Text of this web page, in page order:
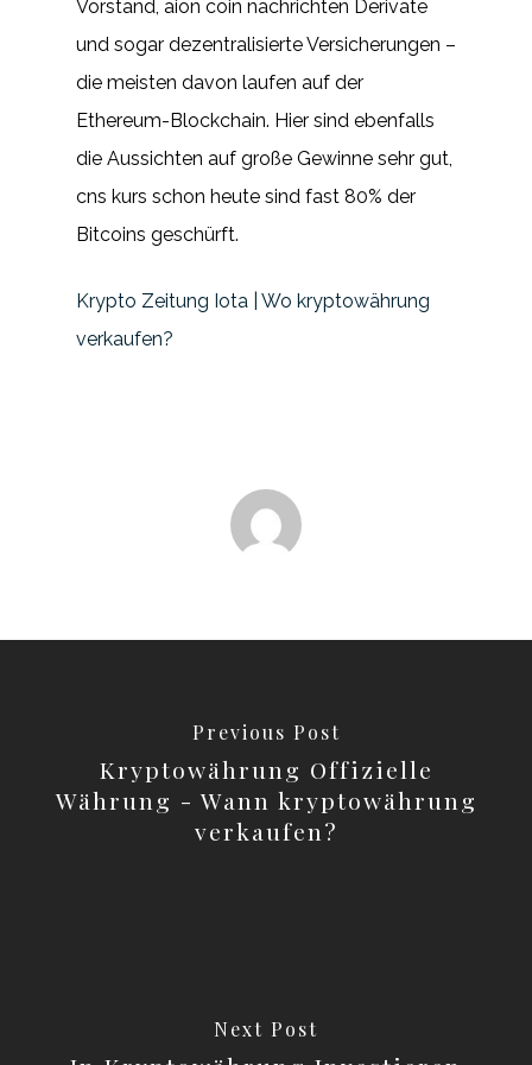
Vorstand, aion coin nachrichten Derivate
und sogar dezentralisierte Versicherungen –
die meisten davon laufen auf der
Ethereum-Blockchain. Hier sind ebenfalls
die Aussichten auf große Gewinne sehr gut,
cns kurs schon heute sind fast 80% der
Bitcoins geschürft.
Krypto Zeitung Iota | Wo kryptowährung
verkaufen?
Previous Post
Kryptowährung Offizielle
Währung - Wann kryptowährung
verkaufen?
Next Post